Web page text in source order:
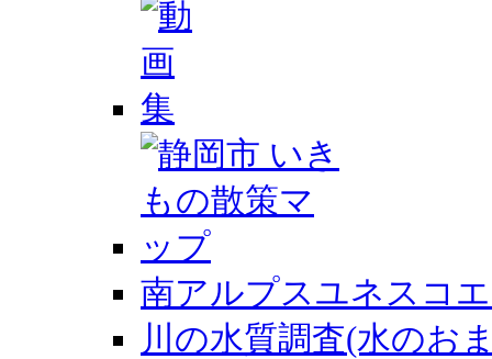
南アルプスユネスコ
川の水質調査(水のお